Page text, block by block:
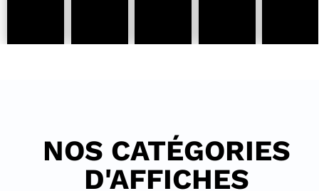
NOS CATÉGORIES
D'AFFICHES